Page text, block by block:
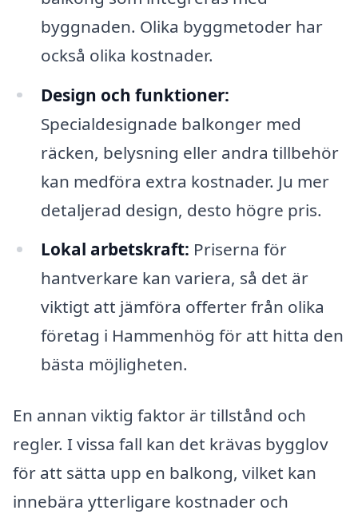
byggnaden. Olika byggmetoder har
också olika kostnader.
Design och funktioner:
Specialdesignade balkonger med
räcken, belysning eller andra tillbehör
kan medföra extra kostnader. Ju mer
detaljerad design, desto högre pris.
Lokal arbetskraft: Priserna för
hantverkare kan variera, så det är
viktigt att jämföra offerter från olika
företag i Hammenhög för att hitta den
bästa möjligheten.
En annan viktig faktor är tillstånd och
regler. I vissa fall kan det krävas bygglov
för att sätta upp en balkong, vilket kan
innebära ytterligare kostnader och